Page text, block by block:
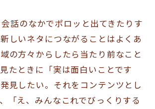
話のなかでポロッと出てきたりす
しいネタにつながることはよくあ
の方々からしたら当たり前なこと
たときに「実は面白いことです
見したい。それをコンテンツとし
「え、みんなこれでびっくりする